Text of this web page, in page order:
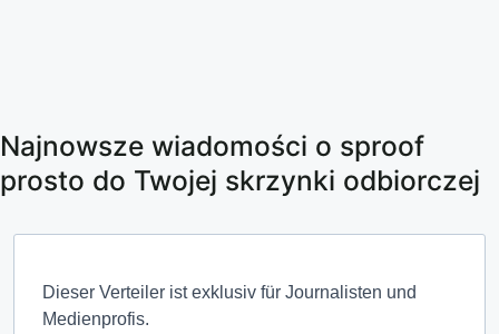
Najnowsze wiadomości o sproof
prosto do Twojej skrzynki odbiorczej
Dieser Verteiler ist exklusiv für Journalisten und
Medienprofis.